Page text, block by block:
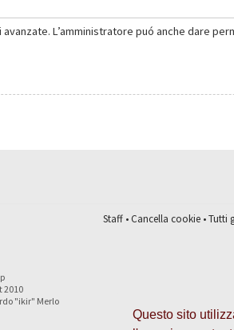
Questo sito
L’amministratore puó anche dare
Staff•Cancella cookie• Tutti
2010
"ikir" Merlo